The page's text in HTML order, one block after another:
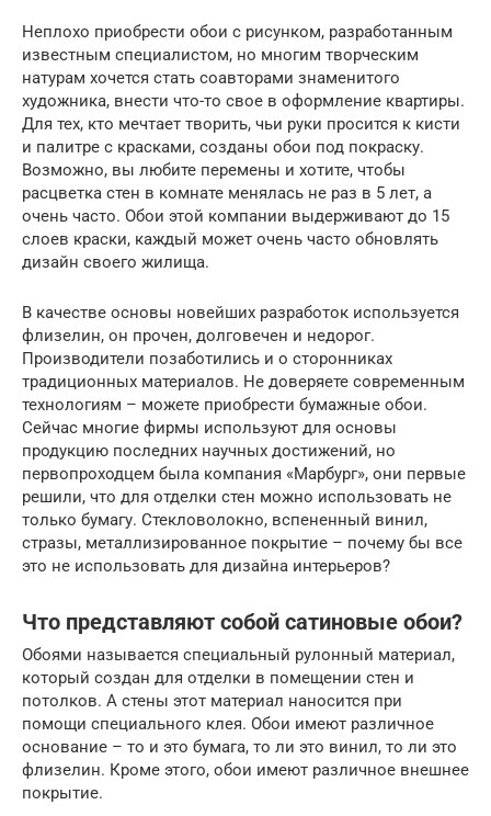
Неплохо приобрести обои с рисунком, разработанным
известным специалистом, но многим творческим
натурам хочется стать соавторами знаменитого
художника, внести что-то свое в оформление квартиры.
Для тех, кто мечтает творить, чьи руки просится к кисти
и палитре с красками, созданы обои под покраску.
Возможно, вы любите перемены и хотите, чтобы
расцветка стен в комнате менялась не раз в 5 лет, а
очень часто. Обои этой компании выдерживают до 15
слоев краски, каждый может очень часто обновлять
дизайн своего жилища.
В качестве основы новейших разработок используется
флизелин, он прочен, долговечен и недорог.
Производители позаботились и о сторонниках
традиционных материалов. Не доверяете современным
технологиям – можете приобрести бумажные обои.
Сейчас многие фирмы используют для основы
продукцию последних научных достижений, но
первопроходцем была компания «Марбург», они первые
решили, что для отделки стен можно использовать не
только бумагу. Стекловолокно, вспененный винил,
стразы, металлизированное покрытие – почему бы все
это не использовать для дизайна интерьеров?
Что представляют собой сатиновые обои?
Обоями называется специальный рулонный материал,
который создан для отделки в помещении стен и
потолков. А стены этот материал наносится при
помощи специального клея. Обои имеют различное
основание – то и это бумага, то ли это винил, то ли это
флизелин. Кроме этого, обои имеют различное внешнее
покрытие.